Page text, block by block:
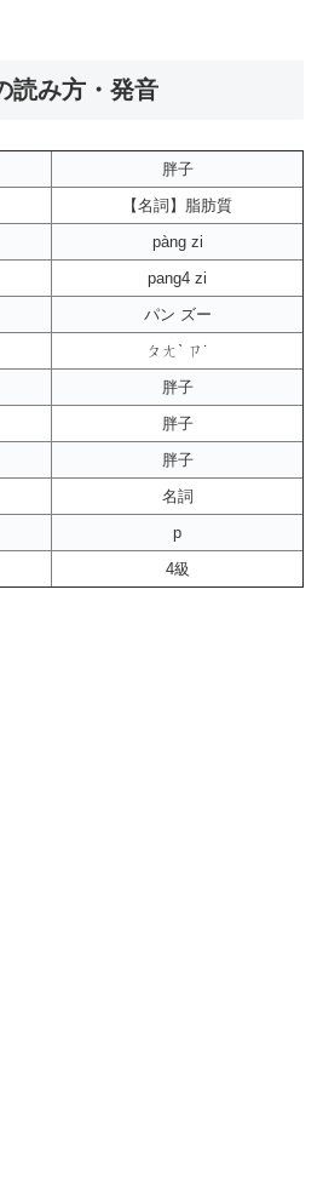
読み方・発音
胖子
【名詞】脂肪質
pàng zi
pang4 zi
パン ズー
ㄆㄤˋ ㄗ˙
胖子
胖子
胖子
名詞
p
4級